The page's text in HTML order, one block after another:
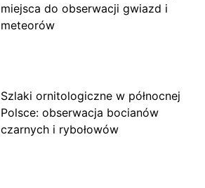
miejsca do obserwacji gwiazd i
meteorów
Szlaki ornitologiczne w północnej
Polsce: obserwacja bocianów
czarnych i rybołowów